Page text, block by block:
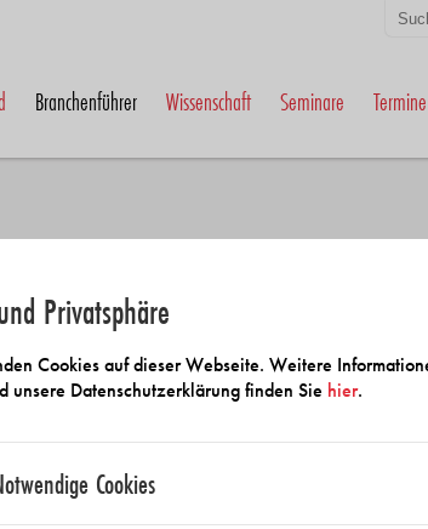
Branchenführer Wissenschaft Seminare Termine
Anbietersuche
Privatsphäre
Cookies auf dieser Webseite. Weitere
unsere Datenschutzerklärung finden Sie hier.
Cookies